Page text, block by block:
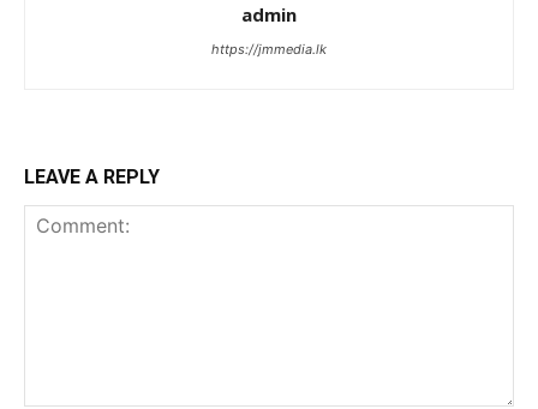
admin
https://jmmedia.lk
LEAVE A REPLY